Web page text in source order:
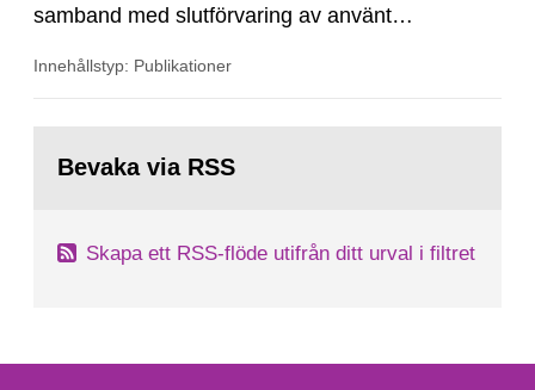
samband med slutförvaring av använt
legat på formella samrådsprocesser kring den
tillståndsansökningar enligt kärntekniklagen.
Innehållstyp: Publikationer
sida:Bevaka via RSS
Skapa ett RSS-flöde utifrån ditt urval i filtret